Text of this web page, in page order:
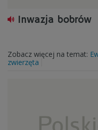
Inwazja bobrów
Zobacz więcej na temat:
zwierzęta